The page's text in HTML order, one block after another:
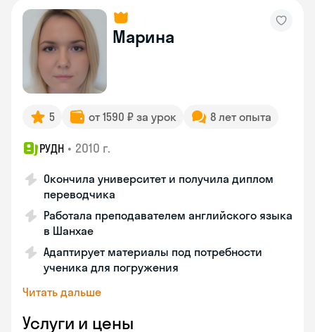
Марина
5 от 1590 ₽ за урок 8 лет опыта
РУДН • 2010 г.
Окончила университет и получила диплом
переводчика
Работала преподавателем английского языка
в Шанхае
Адаптирует материалы под потребности
ученика для погружения
Читать дальше
Услуги и цены